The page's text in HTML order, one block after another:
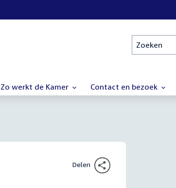
Zoeken
Zo werkt de Kamer Contact en bezoek
Delen